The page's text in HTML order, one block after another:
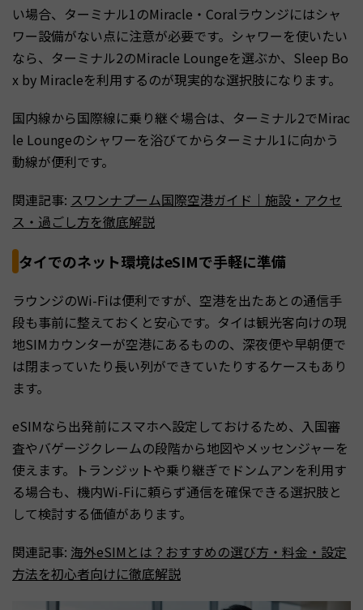
い場合、ターミナル1のMiracle・Coralラウンジにはシャ
ワー設備がない点に注意が必要です。シャワーを使いたい
なら、ターミナル2のMiracle Loungeを選ぶか、Sleep Bo
x by Miracleを利用するのが現実的な選択肢になります。
国内線から国際線に乗り継ぐ場合は、ターミナル2でMirac
le Loungeのシャワーを浴びてからターミナル1に向かう
動線が便利です。
関連記事: スワンナプーム国際空港ガイド｜施設・アクセ
ス・過ごし方を徹底解説
タイでのネット環境はeSIMで手軽に準備
ラウンジのWi-Fiは便利ですが、空港を出たあとの通信手
段も事前に整えておくと安心です。タイは観光客向けの現
地SIMカウンターが空港にあるものの、深夜便や早朝便で
は閉まっていたり長い列ができていたりするケースもあり
ます。
eSIMなら出発前にスマホへ設定しておけるため、入国審
査やバゲージクレームの段階から地図やメッセンジャーを
使えます。トランジットや乗り継ぎでドンムアンを利用す
る場合も、機内Wi-Fiに頼らず通信を確保できる選択肢と
して検討する価値があります。
関連記事: 海外eSIMとは？おすすめの選び方・料金・設定
方法を初心者向けに徹底解説